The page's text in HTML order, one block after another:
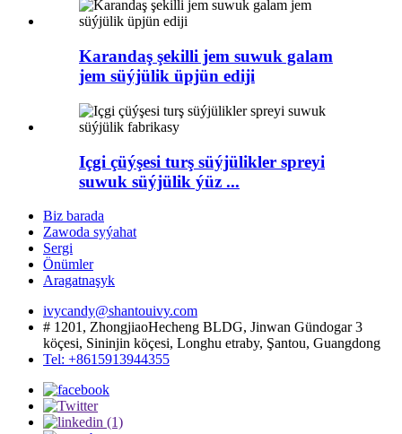
Karandaş şekilli jem suwuk galam
jem süýjülik üpjün ediji
Içgi çüýşesi turş süýjülikler spreyi
suwuk süýjülik ýüz ...
Biz barada
Zawoda syýahat
Sergi
Önümler
Aragatnaşyk
ivycandy@shantouivy.com
# 1201, ZhongjiaoHecheng BLDG, Jinwan Gündogar 3
köçesi, Sininjin köçesi, Longhu etraby, Şantou, Guangdong
Tel: +8615913944355